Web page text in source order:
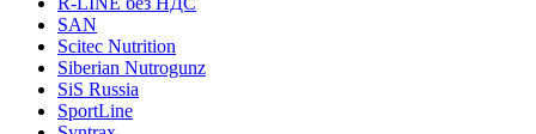
SAN
Scitec Nutrition
Siberian Nutrogunz
SiS Russia
SportLine